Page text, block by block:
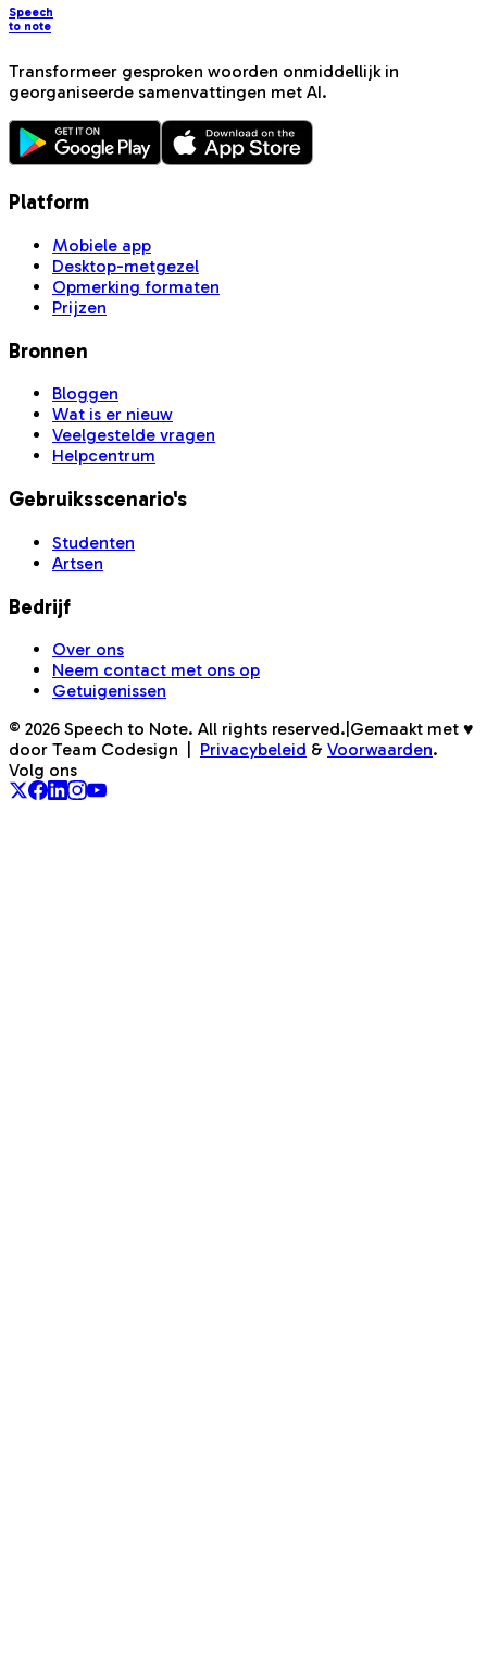
Speech
to note
Transformeer gesproken woorden onmiddellijk in
georganiseerde samenvattingen met AI.
Platform
Mobiele app
Desktop-metgezel
Opmerking formaten
Prijzen
Bronnen
Bloggen
Wat is er nieuw
Veelgestelde vragen
Helpcentrum
Gebruiksscenario's
Studenten
Artsen
Bedrijf
Over ons
Neem contact met ons op
Getuigenissen
© 2026 Speech to Note. All rights reserved. Gemaakt met ♥
door Team Codesign
Privacybeleid & Voorwaarden.
Volg ons